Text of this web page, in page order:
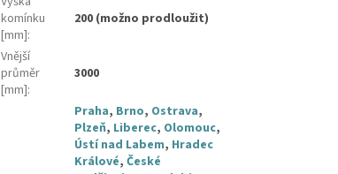
komínku
[mm]:
200 (možno prodloužit)
Vnější
průměr
[mm]:
3000
Praha, Brno, Ostrava,
Plzeň, Liberec, Olomouc,
Ústí nad Labem, Hradec
Králové,České